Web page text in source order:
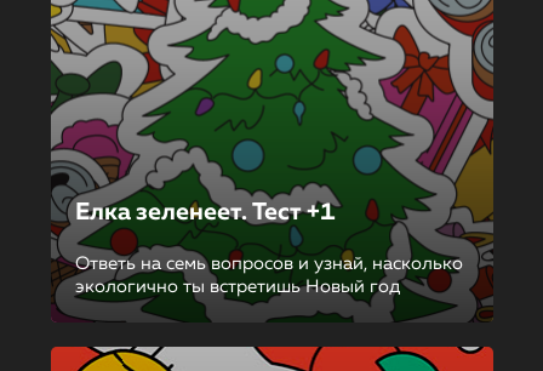
Елка зеленеет. Тест +1
Ответь на семь вопросов и узнай, насколько
экологично ты встретишь Новый год